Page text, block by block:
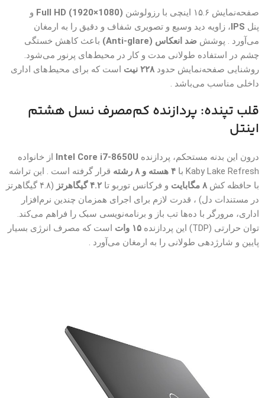
صفحه‌نمایش ۱۵.۶ اینچی با رزولوشن Full HD (1920×1080) و
پنل IPS، زاویه دید وسیع و تصویری شفاف و دقیق را به ارمغان
می‌آورد . پوشش ضد انعکاس (Anti-glare)
باعث کاهش خستگی
چشم در استفاده طولانی مدت و کار در محیط‌های پرنور می‌شود.
روشنایی صفحه‌نمایش حدود۲۲۸ نیت
است که برای محیط‌های اداری
داخلی مناسب می‌باشد .
قلب تپنده: پردازنده کم‌مصرف نسل هشتم
اینتل
درون این بدنه مستحکم، پردازنده Intel Core i7-8650U از خانواده
Kaby Lake Refresh با
۴ هسته و ۸ رشته
قرار گرفته است . این تراشه
با حافظه کش۸ مگابایت و فرکانس توربو تا ۴.۲ گیگاهرتز
(۴.۸ گیگاهرتز
در مستندات دل) ، قدرت لازم برای اجرای همزمان چندین نرم‌افزار
اداری، مرورگر با ده‌ها تب باز و برنامه‌نویسی سبک را فراهم می‌کند.
توان حرارتی (TDP) این پردازنده
۱۵ وات
است که مصرف انرژی بسیار
پایین و شارژدهی طولانی را به ارمغان می‌آورد .